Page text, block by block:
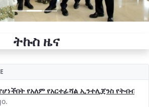
ትኩስ ዜና
የአለም የአርተፊሻል ኢንተሊጀንስ የትብብር